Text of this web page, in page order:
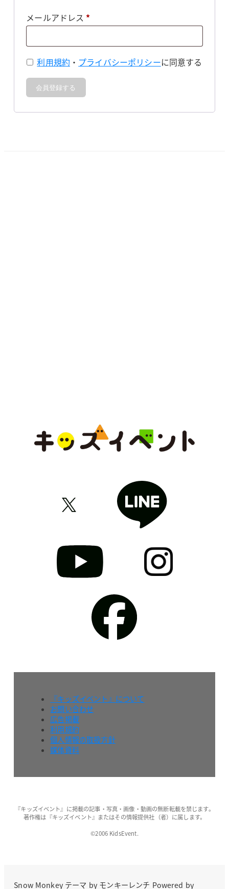
メールアドレス *必
利用規約 ・ プライバシーポリシーに同意する
会員登録する
『キッズイベント』について
お問い合わせ
広告掲載
利用規約
個人情報の取扱方針
媒体資料
『キッズイベント』に掲載の記事・写真・画像・動画の無断転載を禁じます。
著作権は『キッズイベント』またはその情報提供社（者）に属します。
©2006 KidsEvent.
Snow Monkeyテーマ by モンキーレンチ Powered by